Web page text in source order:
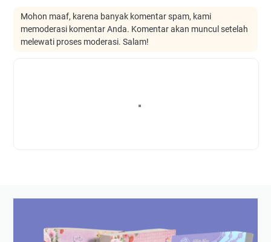
Mohon maaf, karena banyak komentar spam, kami
memoderasi komentar Anda. Komentar akan muncul setelah
melewati proses moderasi. Salam!